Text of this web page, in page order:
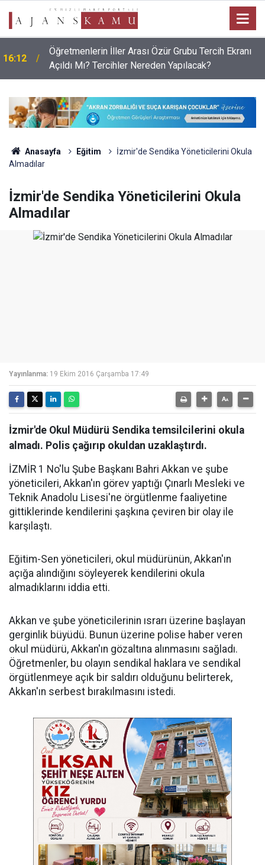
16:12
Öğretmenlerin İller Arası Özür Grubu Tercih Ekranı
Açıldı Mı? Tercihler Nereden Yapılacak?
Anasayfa Eğitim
İzmir'de Sendika Yöneticilerini Okula
Almadılar
İzmir'de Sendika Yöneticilerini Okula
Almadılar
Yayınlanma: 19 Ekim 2016 Çarşamba 17:49
İzmir'de Okul Müdürü Sendika temsilcilerini okula
almadı. Polis çağırıp okuldan uzaklaştırdı.
İZMİR 1 No'lu Şube Başkanı Bahri Akkan ve şube
yöneticileri, Akkan'ın görev yaptığı Çınarlı Mesleki ve
Teknik Anadolu Lisesi'ne örgütlenme faaliyetine
gittiklerinde kendilerini şaşkına çeviren bir olay ile
karşılaştı.
Eğitim-Sen yöneticileri, okul müdürünün, Akkan'ın
açığa alındığını söyleyerek kendilerini okula
almadıklarını iddia etti.
Akkan ve şube yöneticilerinin ısrarı üzerine başlayan
gerginlik büyüdü. Bunun üzerine polise haber veren
okul müdürü, Akkan'ın gözaltına alınmasını sağladı.
Öğretmenler, bu olayın sendikal haklara ve sendikal
örgütlenmeye açık bir saldırı olduğunu belirterek,
Akkan'ın serbest bırakılmasını istedi.